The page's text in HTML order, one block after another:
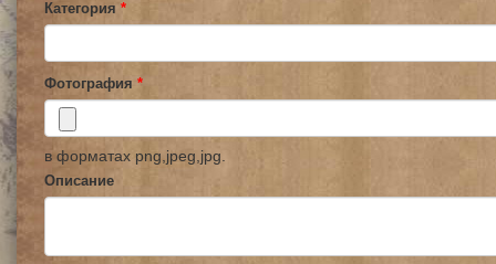
Категория *
Фотография *
в форматах png,jpeg,jpg.
Описание